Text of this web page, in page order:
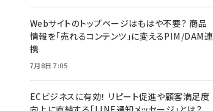
Webサイトのトップページはもはや不要？ 商品
情報を「売れるコンテンツ」に変えるPIM/DAM連
携
7月8日 7:05
ECビジネスに有効！ リピート促進や顧客満足度